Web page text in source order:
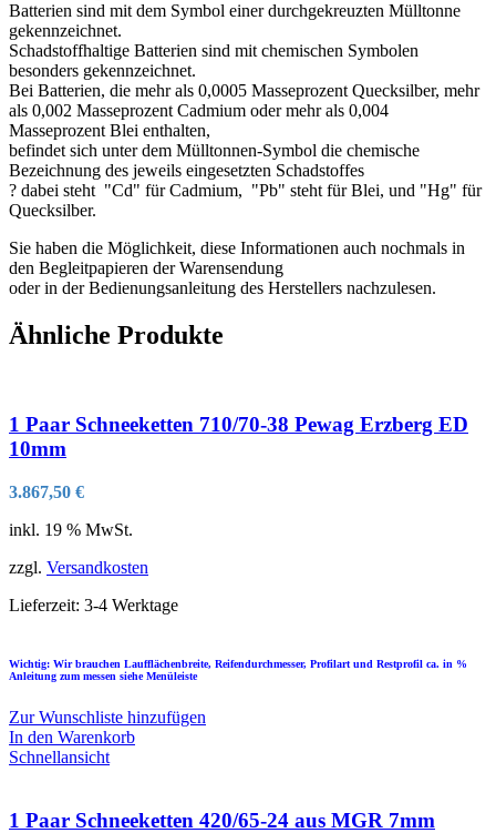
Batterien sind mit dem Symbol einer durchgekreuzten Mülltonne
gekennzeichnet.
Schadstoffhaltige Batterien sind mit chemischen Symbolen
besonders gekennzeichnet.
Bei Batterien, die mehr als 0,0005 Masseprozent Quecksilber, mehr
als 0,002 Masseprozent Cadmium oder mehr als 0,004
Masseprozent Blei enthalten,
befindet sich unter dem Mülltonnen-Symbol die chemische
Bezeichnung des jeweils eingesetzten Schadstoffes
? dabei steht "Cd" für Cadmium, "Pb" steht für Blei, und "Hg" für
Quecksilber.
Sie haben die Möglichkeit, diese Informationen auch nochmals in
den Begleitpapieren der Warensendung
oder in der Bedienungsanleitung des Herstellers nachzulesen.
Ähnliche Produkte
1 Paar Schneeketten 710/70-38 Pewag Erzberg ED
10mm
3.867,50 €
inkl. 19 % MwSt.
zzgl. Versandkosten
Lieferzeit: 3-4 Werktage
Wichtig: Wir brauchen Laufflächenbreite, Reifendurchmesser, Profilart und Restprofil ca. in %
Anleitung zum messen siehe Menüleiste
Zur Wunschliste hinzufügen
In den Warenkorb
Schnellansicht
1 Paar Schneeketten 420/65-24 aus MGR 7mm